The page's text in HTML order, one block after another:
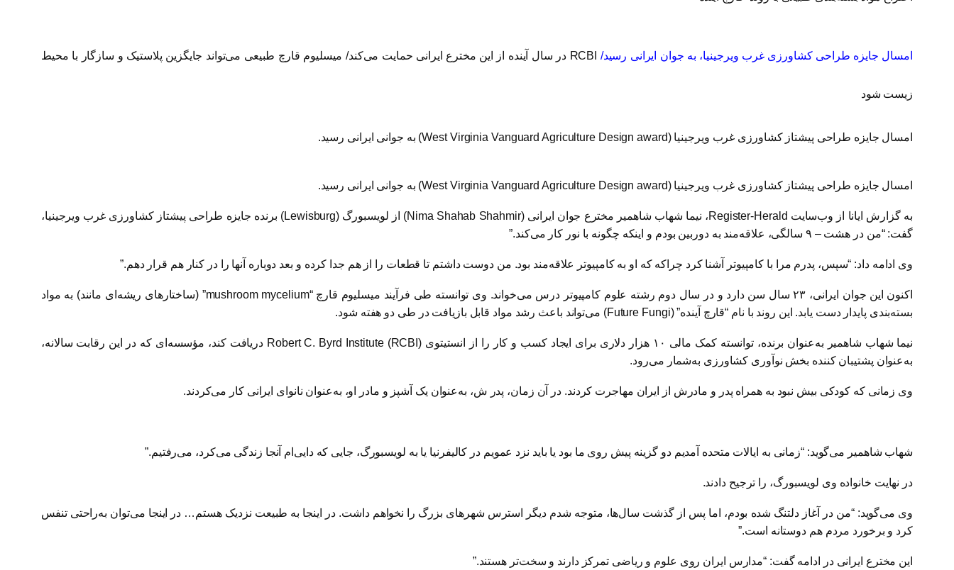
امسال جایزه طراحی کشاورزی غرب ویرجینیا، به جوان ایرانی رسید/ RCBI در سال آینده از این مخترع ایرانی حمایت می‌کند/ میسلیوم قارچ طبیعی می‌تواند جایگزین پلاستیک و سازگار با محیط
زیست شود
امسال جایزه طراحی پیشتاز کشاورزی غرب ویرجینیا (West Virginia Vanguard Agriculture Design award) به جوانی ایرانی رسید.
امسال جایزه طراحی پیشتاز کشاورزی غرب ویرجینیا (West Virginia Vanguard Agriculture Design award) به جوانی ایرانی رسید.
به گزارش ایانا از وب‌سایت Register-Herald، نیما شهاب شاهمیر مخترع جوان ایرانی (Nima Shahab Shahmir) از لویسبورگ (Lewisburg) برنده جایزه طراحی پیشتاز کشاورزی غرب ویرجینیا،
گفت: “من در هشت – ۹ سالگی، علاقه‌مند به دوربین بودم و اینکه چگونه با نور کار می‌کند.”
وی ادامه داد: “سپس، پدرم مرا با کامپیوتر آشنا کرد چراکه که او به کامپیوتر علاقه‌مند بود. من دوست داشتم تا قطعات را از هم جدا کرده و بعد دوباره آنها را در کنار هم قرار دهم.”
اکنون این جوان ایرانی، ۲۳ سال سن دارد و در سال دوم رشته علوم کامپیوتر درس می‌خواند. وی توانسته طی فرآیند میسلیوم قارچ “ mushroom mycelium” (ساختارهای ریشه‌ای مانند) به مواد
بسته‌بندی پایدار دست یابد. این روند با نام “قارچ آینده” (Future Fungi) می‌تواند باعث رشد مواد قابل بازیافت در طی دو هفته شود.
نیما شهاب شاهمیر به‌عنوان برنده، توانسته کمک مالی ۱۰ هزار دلاری برای ایجاد کسب و کار را از انستیتوی Robert C. Byrd Institute (RCBI) دریافت کند، مؤسسه‌ای که در این رقابت سالانه،
به‌عنوان پشتیبان کننده بخش نوآوری کشاورزی به‌شمار می‌رود.
وی زمانی که کودکی بیش نبود به همراه پدر و مادرش از ایران مهاجرت کردند. در آن زمان، پدر ش، به‌عنوان یک آشپز و مادر او، به‌عنوان نانوای ایرانی کار می‌کردند.
شهاب شاهمیر می‌گوید: “زمانی به ایالات متحده آمدیم دو گزینه پیش روی ما بود یا باید نزد عمویم در کالیفرنیا یا به لویسبورگ، جایی که دایی‌ام آنجا زندگی می‌کرد، می‌رفتیم.”
در نهایت خانواده وی لویسبورگ، را ترجیح دادند.
وی می‌گوید: “من در آغاز دلتنگ شده بودم، اما پس از گذشت سال‌ها، متوجه شدم دیگر استرس شهرهای بزرگ را نخواهم داشت. در اینجا به طبیعت نزدیک هستم… در اینجا می‌توان به‌راحتی تنفس
کرد و برخورد مردم هم دوستانه است.”
این مخترع ایرانی در ادامه گفت: “مدارس ایران روی علوم و ریاضی تمرکز دارند و سخت‌تر هستند.”